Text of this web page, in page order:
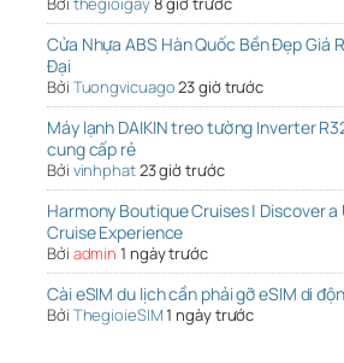
Cửa Nhựa ABS Hàn Quốc Bền Đẹp Giá
Đại
Bởi Tuongvicuago23 giờ trước
Máy lạnh DAIKIN treo tường Inverter
cung cấp rẻ
Bởi vinhphat23 giờ trước
Harmony Boutique Cruises | Discover a
Cruise Experience
Bởi admin 1 ngày trước
Cài eSIM du lịch cần phải gỡ eSIM di
Bởi ThegioieSIM1 ngày trước